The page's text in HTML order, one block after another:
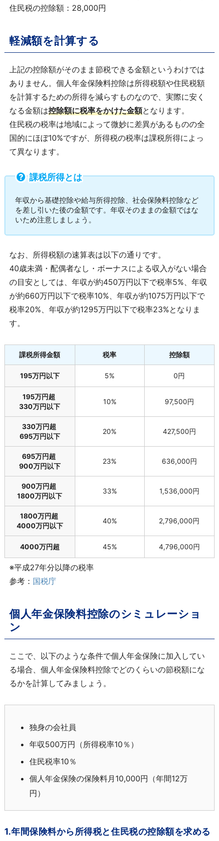
住民税の控除額：28,000円
軽減額を計算する
上記の控除額がそのまま節税できる金額というわけでは
ありません。個人年金保険料控除は所得税額や住民税額
を計算するための所得を減らすものなので、実際に安く
なる金額は控除額に税率をかけた金額となります。
住民税の税率は地域によって微妙に差異があるものの全
国的にほぼ10%ですが、所得税の税率は課税所得によっ
て異なります。
課税所得とは
年収から基礎控除や給与所得控除、社会保険料控除など
を差し引いた後の金額です。年収そのままの金額ではな
いため注意しましょう。
なお、所得税額の速算表は以下の通りです。
40歳未満・配偶者なし・ボーナスによる収入がない場合
の目安としては、年収が約450万円以下で税率5%、年収
が約660万円以下で税率10%、年収が約1075万円以下で
税率20%、年収が約1295万円以下で税率23%となりま
す。
課税所得金額 税率 控除額
195万円以下 5% 0円
195万円超
330万円以下
10% 97,500円
330万円超
695万円以下
20% 427,500円
695万円超
900万円以下
23% 636,000円
900万円超
1800万円以下
33% 1,536,000円
1800万円超
4000万円以下
40% 2,796,000円
4000万円超 45% 4,796,000円
※平成27年分以降の税率
参考： 国税庁
個人年金保険料控除のシミュレーショ
ン
ここで、以下のような条件で個人年金保険に加入してい
る場合、個人年金保険料控除でどのくらいの節税額にな
るかを計算してみましょう。
独身の会社員
年収500万円（所得税率10％）
住民税率10％
個人年金保険の保険料月10,000円（年間12万
円）
1.年間保険料から所得税と住民税の控除額を求める